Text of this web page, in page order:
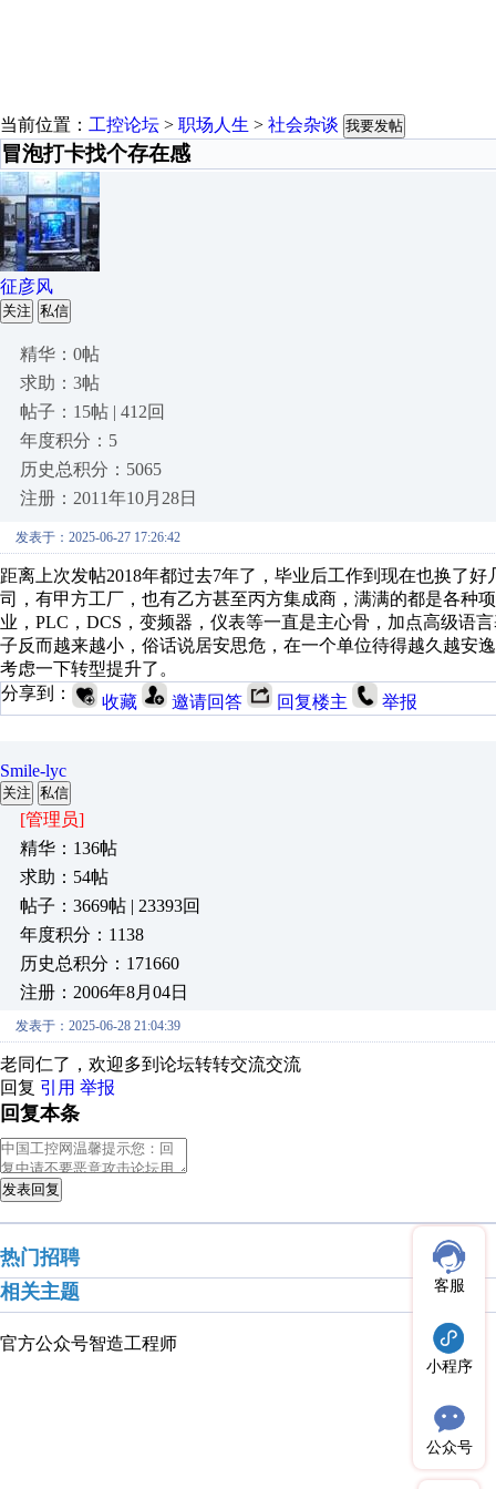
当前位置： 工控论坛 > 职场人生 > 社会杂谈 我要发帖
冒泡打卡找个存在感
征彦风
关注 私信
精华：0帖
求助：3帖
帖子：15帖 | 412回
年度积分：5
历史总积分：5065
注册：2011年10月28日
发表于：2025-06-27 17:26:42
距离上次发帖2018年都过去7年了，毕业后工作到现在也换了
司，有甲方工厂，也有乙方甚至丙方集成商，满满的都是各种
业，PLC，DCS，变频器，仪表等一直是主心骨，加点高级语
子反而越来越小，俗话说居安思危，在一个单位待得越久越安
考虑一下转型提升了。
分享到：
收藏 邀请回答 回复楼主 举报
Smile-lyc
关注 私信
[管理员]
精华：136帖
求助：54帖
帖子：3669帖 | 23393回
年度积分：1138
历史总积分：171660
注册：2006年8月04日
发表于：2025-06-28 21:04:39
老同仁了，欢迎多到论坛转转交流交流
回复 引用 举报
回复本条
发表回复
热门招聘
相关主题
官方公众号智造工程师
客服
小程序
公众号